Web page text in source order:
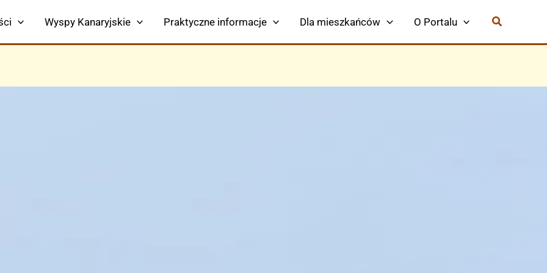
Wyspy Kanaryjskie Praktyczne informacje Dla mieszkańców O Portalu